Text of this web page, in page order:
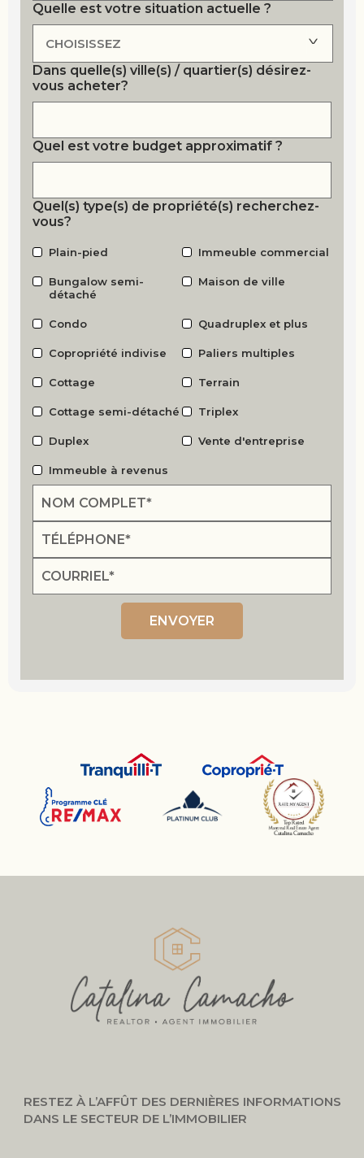
Quelle est votre situation actuelle ?
Dans quelle(s) ville(s) / quartier(s) désirez-
vous acheter?
Quel est votre budget approximatif ?
Quel(s) type(s) de propriété(s) recherchez-
vous?
Plain-pied Immeuble commercial
Bungalow semi-
détaché
Maison de ville
Condo Quadruplex et plus
Copropriété indivise Paliers multiples
Cottage Terrain
Cottage semi-détaché Triplex
Duplex Vente d'entreprise
Immeuble à revenus
ENVOYER
RESTEZ À L’AFFÛT DES DERNIÈRES INFORMATIONS
DANS LE SECTEUR DE L’IMMOBILIER